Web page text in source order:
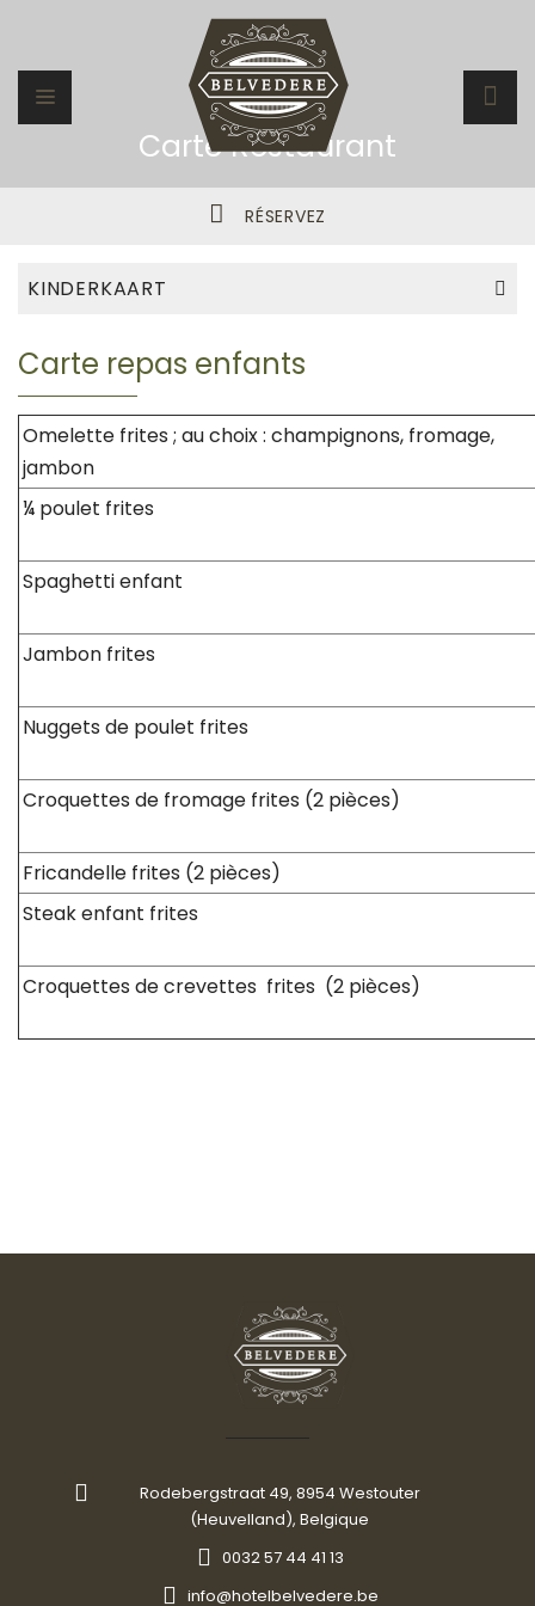
Carte Restaurant
RÉSERVEZ
KINDERKAART
Carte repas enfants
Omelette frites ; au choix : champignons, fromage,
jambon
¼ poulet
Spaghetti
Jambon
Nuggets de poulet
Croquettes de fromage frites (2
Fricandelle frites (2 pièces)
Steak enfant
Croquettes de crevettes frites (2
Rodebergstraat 49, 8954 Westouter
(Heuvelland), Belgique
0032 57 44 41 13
info@hotelbelvedere.be